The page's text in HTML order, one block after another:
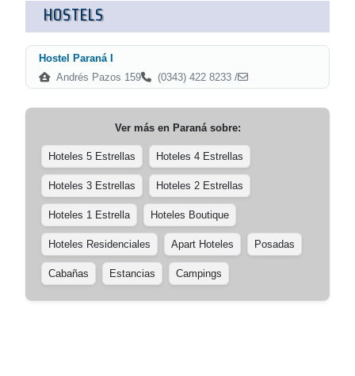
HOSTELS
Hostel Paraná I
Andrés Pazos 159
(0343) 422 8233 /
Ver más en Paranásobre:
Hoteles 5 Estrellas Hoteles 4 Estrellas
Hoteles 3 Estrellas Hoteles 2 Estrellas
Hoteles 1 Estrella Hoteles Boutique
Hoteles Residenciales Apart Hoteles Posadas
Cabañas Estancias Campings